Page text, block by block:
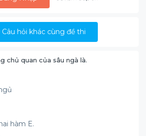
Câu hỏi khác cùng đề thi
chủ quan của sâu ngà là.
hàm E.